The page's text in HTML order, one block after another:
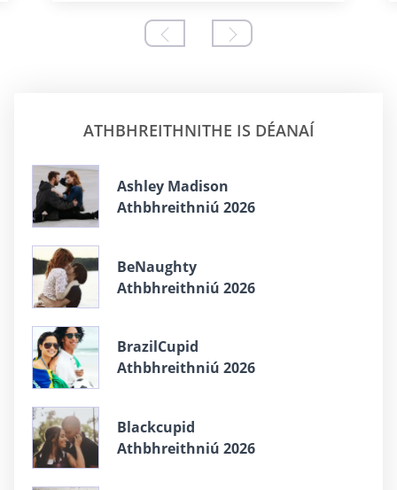
ATHBHREITHNITHE IS DÉANAÍ
Ashley Madison
Athbhreithniú 2026
BeNaughty
Athbhreithniú 2026
BrazilCupid
Athbhreithniú 2026
Blackcupid
Athbhreithniú 2026